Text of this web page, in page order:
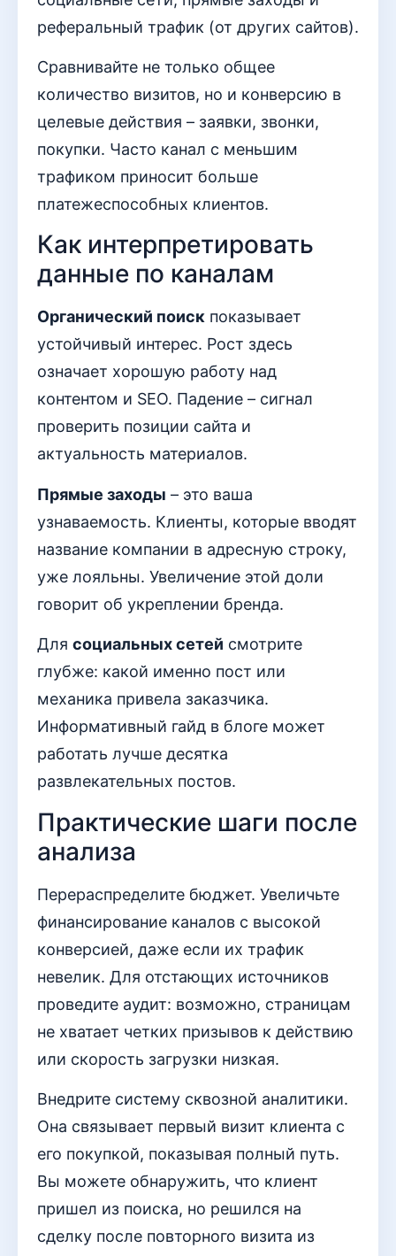
реферальный трафик (от других сайтов).
Сравнивайте не только общее
количество визитов, но и конверсию в
целевые действия – заявки, звонки,
покупки. Часто канал с меньшим
трафиком приносит больше
платежеспособных клиентов.
Как интерпретировать
данные по каналам
Органический поиск показывает
устойчивый интерес. Рост здесь
означает хорошую работу над
контентом и SEO. Падение – сигнал
проверить позиции сайта и
актуальность материалов.
Прямые заходы – это ваша
узнаваемость. Клиенты, которые вводят
название компании в адресную строку,
уже лояльны. Увеличение этой доли
говорит об укреплении бренда.
Для социальных сетей смотрите
глубже: какой именно пост или
механика привела заказчика.
Информативный гайд в блоге может
работать лучше десятка
развлекательных постов.
Практические шаги после
анализа
Перераспределите бюджет. Увеличьте
финансирование каналов с высокой
конверсией, даже если их трафик
невелик. Для отстающих источников
проведите аудит: возможно, страницам
не хватает четких призывов к действию
или скорость загрузки низкая.
Внедрите систему сквозной аналитики.
Она связывает первый визит клиента с
его покупкой, показывая полный путь.
Вы можете обнаружить, что клиент
пришел из поиска, но решился на
сделку после повторного визита из